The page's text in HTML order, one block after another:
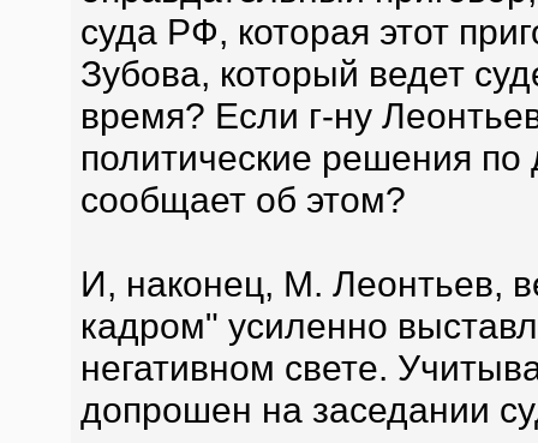
суда РФ, которая этот
Зубова, который ведет
время? Если г-ну
политические решения
сообщает об этом?
И, наконец, М. Леонтьев,
кадром" усиленно
негативном свете.
допрошен на заседании